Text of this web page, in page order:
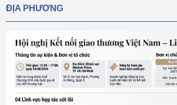
ĐỊA PHƯƠNG